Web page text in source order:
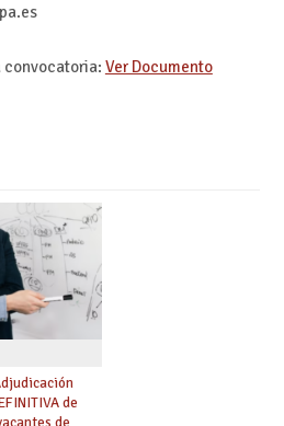
convocatoria: Ver Documento
de
de